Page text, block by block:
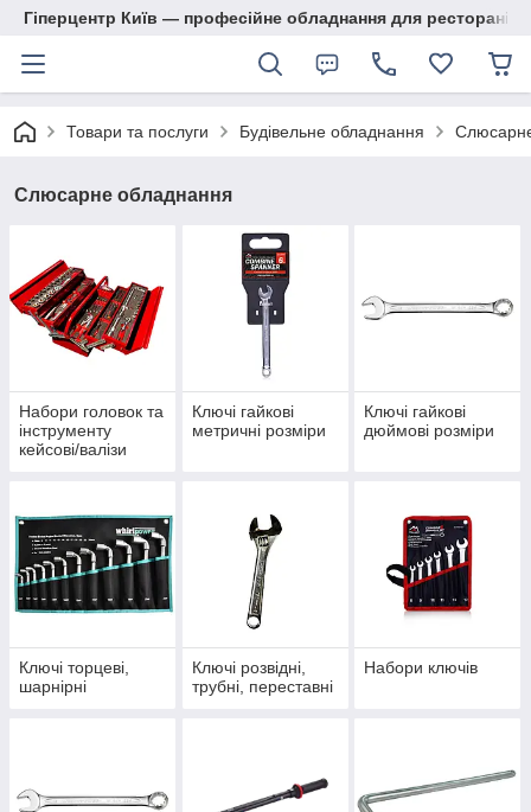
Гіперцентр Київ — професійне обладнання для ресторанів,
Товари та послуги Будівельне обладнання
Слюсарне обладнання
Набори головок та
інструменту
кейсові/валізи
Ключі гайкові
метричні розміри
Ключі гайкові
дюймові розміри
Ключі торцеві,
шарнірні
Ключі розвідні,
трубні, переставні
Набори ключів